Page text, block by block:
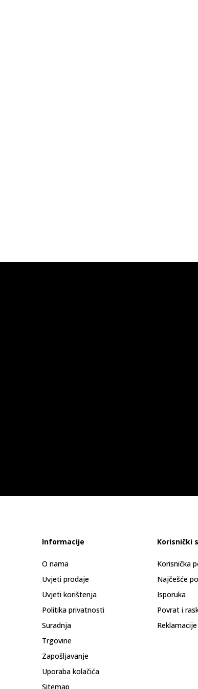
Informacije
O nama
Uvjeti prodaje
Uvjeti korištenja
Politika privatnosti
Suradnja
Trgovine
Zapošljavanje
Uporaba kolačića
Sitemap
Korisnički
Korisnička
Najčešće
Isporuka
Povrat i